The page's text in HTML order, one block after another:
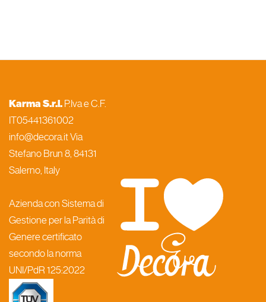
Karma S.r.l. P.Iva e C.F.
IT05441361002
info@decora.it Via
Stefano Brun 8, 84131
Salerno, Italy
Azienda con Sistema di
Gestione per la Parità di
Genere certificato
secondo la norma
UNI/PdR 125:2022